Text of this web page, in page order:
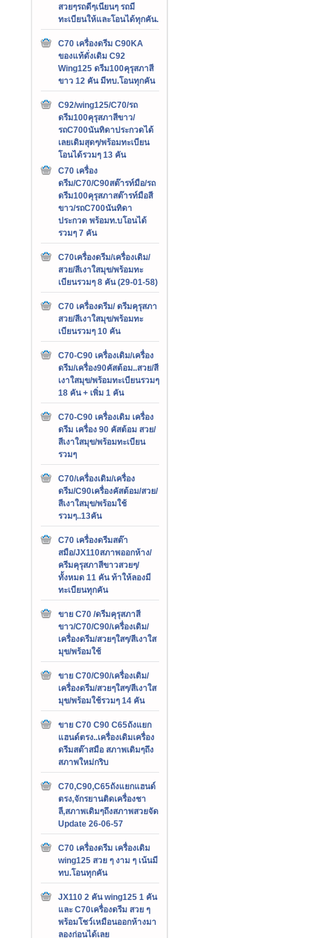
สวยๆรถดีๆเนียนๆ รถมี
ทะเบียนให้และโอนได้ทุกคัน.
C70 เครื่องดรีม C90KA
ของแท้ดั่งเดิม C92
Wing125 ดรีม100คุรุสภาสี
ขาว 12 คัน มีทบ.โอนทุกคัน
C92/wing125/C70/รถ
ดรีม100คุรุสภาสีขาว/
รถC700นันทิดาประกวดได้
เลยเดิมสุดๆ/พร้อมทะเบียน
โอนได้รวมๆ 13 คัน
C70 เครื่อง
ดรีม/C70/C90สต๊ารท์มือ/รถ
ดรีม100คุรุสภาสต๊ารท์มือสี
ขาว/รถC700นันทิดา
ประกวด พร้อมท.บโอนได้
รวมๆ 7 คัน
C70เครื่องดรีม/เครื่องเดิม/
สวย/สีเงาใสมุข/พร้อมทะ
เบียนรวมๆ 8 คัน (29-01-58)
C70 เครื่องดรีม/ ดรีมคุรุสภา
สวย/สีเงาใสมุข/พร้อมทะ
เบียนรวมๆ 10 คัน
C70-C90 เครื่องเดิม/เครื่อง
ดรีม/เครื่อง90คัสต้อม..สวย/สี
เงาใสมุข/พร้อมทะเบียนรวมๆ
18 คัน + เพิ่ม 1 คัน
C70-C90 เครื่องเดิม เครื่อง
ดรีม เครื่อง 90 คัสต้อม สวย/
สีเงาใสมุข/พร้อมทะเบียน
รวมๆ
C70/เครื่องเดิม/เครื่อง
ดรีม/C90เครื่องคัสต้อม/สวย/
สีเงาใสมุข/พร้อมใช้
รวมๆ..13คัน
C70 เครื่องดรีมสต๊า
สมือ/JX110สภาพออกห้าง/
ครีมคุรุสภาสีขาวสวยๆ/
ทั้งหมด 11 คัน ท้าให้ลองมี
ทะเบียนทุกคัน
ขาย C70 /ดรีมคุรุสภาสี
ขาว/C70/C90/เครื่องเดิม/
เครื่องดรีม/สวยๆใสๆ/สีเงาใส
มุข/พร้อมใช้
ขาย C70/C90/เครื่องเดิม/
เครื่องดรีม/สวยๆใสๆ/สีเงาใส
มุข/พร้อมใช้รวมๆ 14 คัน
ขาย C70 C90 C65ถังแยก
แฮนด์ตรง..เครื่องเดิมเครื่อง
ดรีมสต๊าสมือ สภาพเดิมๆถึง
สภาพใหม่กริบ
C70,C90,C65ถังแยกแฮนด์
ตรง,จักรยานติดเครื่องชา
ลี,สภาพเดิมๆถึงสภาพสวยจัด
Update 26-06-57
C70 เครื่องดรีม เครื่องเดิม
wing125 สวย ๆ งาม ๆ เน้นมี
ทบ.โอนทุกคัน
JX110 2 คัน wing125 1 คัน
และ C70เครื่องดรีม สวย ๆ
พร้อมโชว์เหมือนออกห้างมา
ลองก่อนได้เลย